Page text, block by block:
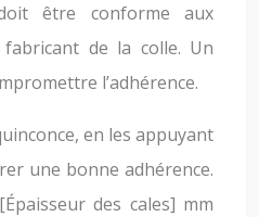
être conforme aux
de la colle. Un
l’adhérence.
en les appuyant
une bonne adhérence.
des cales] mm